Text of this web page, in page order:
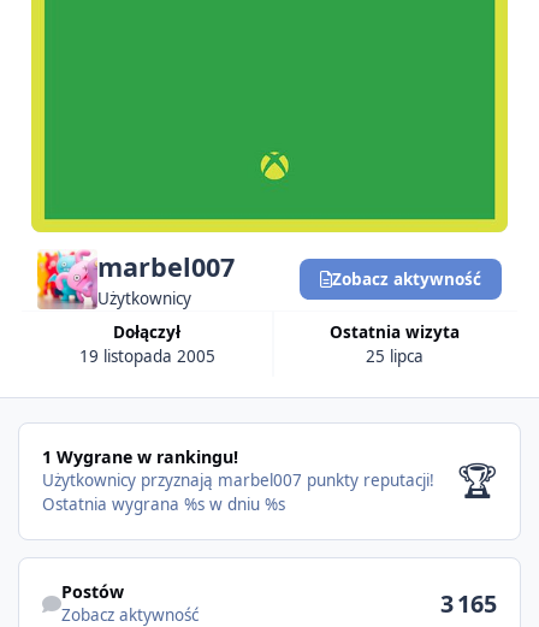
marbel007
Użytkownicy
Dołączył
19 listopada 2005
Ostatnia wizyta
25 lipca
Zobacz aktywność
1 Wygrane w rankingu!
Użytkownicy przyznają marbel007 punkty reputacji!
Ostatnia wygrana %s w dniu %s
🏆
Postów
Zobacz aktywność 3 165